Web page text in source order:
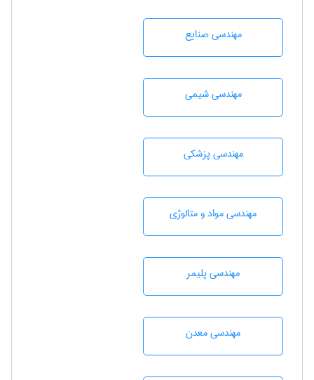
مهندسی صنايع
مهندسي شيمی
مهندسی پزشکی
مهندسی مواد و متالوژی
مهندسی پليمر
مهندسی معدن